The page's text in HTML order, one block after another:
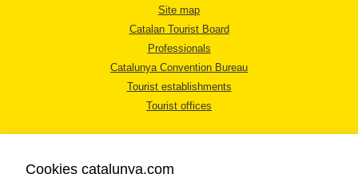
Site map
Catalan Tourist Board
Professionals
Catalunya Convention Bureau
Tourist establishments
Tourist offices
Cookies catalunya.com